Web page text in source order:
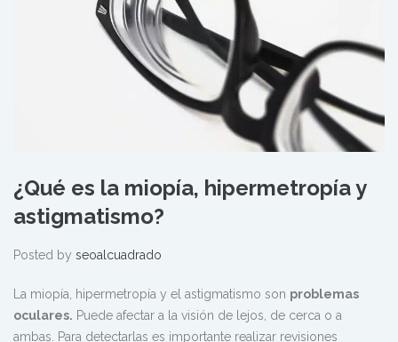
¿Qué es la miopía, hipermetropía y
astigmatismo?
Posted by seoalcuadrado
La miopía, hipermetropía y el astigmatismo son problemas
oculares. Puede afectar a la visión de lejos, de cerca o a
ambas. Para detectarlas es importante realizar revisiones